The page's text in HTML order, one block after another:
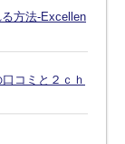
方法-Excellen
コミと２ｃｈ